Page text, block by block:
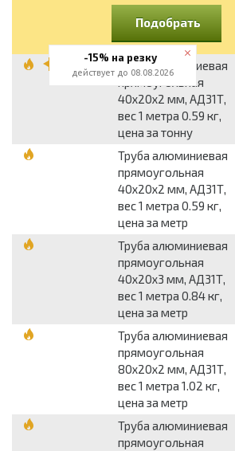
Подобрать
Труба алюминиевая
прямоугольная
40x20x2 мм, АД31Т,
вес 1 метра 0.59 кг,
цена за тонну
Труба алюминиевая
прямоугольная
40x20x2 мм, АД31Т,
вес 1 метра 0.59 кг,
цена за метр
Труба алюминиевая
прямоугольная
40x20x3 мм, АД31Т,
вес 1 метра 0.84 кг,
цена за метр
Труба алюминиевая
прямоугольная
80x20x2 мм, АД31Т,
вес 1 метра 1.02 кг,
цена за метр
Труба алюминиевая
прямоугольная
-15% на резку
действует до 08.08.2026